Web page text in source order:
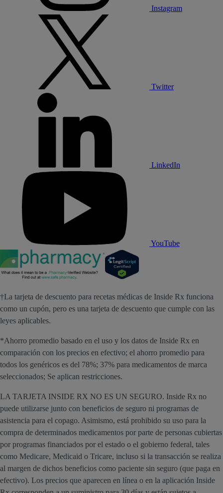
Instagram
Twitter
LinkedIn
YouTube
†La tarjeta de descuento para recetas médicas de Inside Rx funciona
como un cupón, pero es una tarjeta de descuento que cumple con las
leyes aplicables.
*Ahorro promedio basado en el uso y los datos de Inside Rx en
comparación con los precios en efectivo; el ahorro promedio para
todos los genéricos es del 78%; 37% para medicamentos de marca
seleccionados; Se aplican restricciones.
LA TARJETA INSIDE RX NO ES UN SEGURO. Inside Rx no
puede utilizarse junto con beneficios de seguro ni programas de
asistencia para el copago. Asimismo, está prohibido su uso para la
compra de determinados medicamentos por parte de personas cubiertas
por programas financiados por el estado o el gobierno federal, tales
como Medicare, Medicaid o Tricare, incluso si la transacción se realiza
al margen de dichos beneficios como paciente sin seguro (que paga en
efectivo). Los precios que aparecen en línea o en la aplicación Inside